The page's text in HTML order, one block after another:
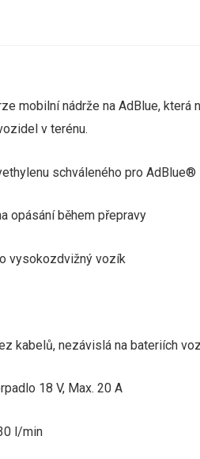
mobilní nádrže na AdBlue,
v terénu.
schváleného pro AdBlue®
opásání během přepravy
vysokozdvižný vozík
kabelů, nezávislá na bateriích
18 V, Max. 20 A
l/min